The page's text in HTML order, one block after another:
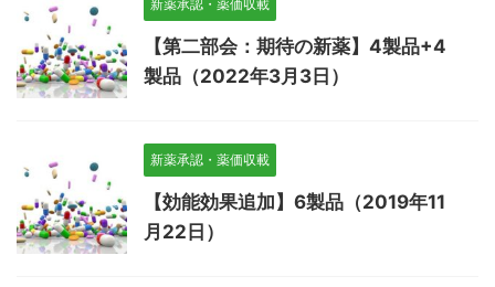
新薬承認・薬価収載
【第二部会：期待の新薬】4製品+4
製品（2022年3月3日）
新薬承認・薬価収載
【効能効果追加】6製品（2019年11
月22日）